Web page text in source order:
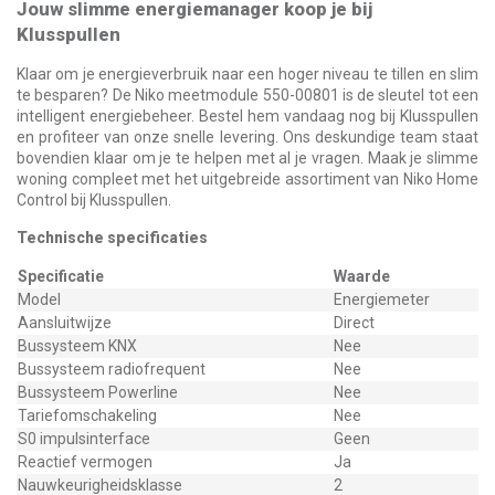
Jouw slimme energiemanager koop je bij
Klusspullen
Klaar om je energieverbruik naar een hoger niveau te tillen en slim
te besparen? De Niko meetmodule 550-00801 is de sleutel tot een
intelligent energiebeheer. Bestel hem vandaag nog bij Klusspullen
en profiteer van onze snelle levering. Ons deskundige team staat
bovendien klaar om je te helpen met al je vragen. Maak je slimme
woning compleet met het uitgebreide assortiment van Niko Home
Control bij Klusspullen.
Technische specificaties
Specificatie
Waarde
Model
Energiemeter
Aansluitwijze
Direct
Bussysteem KNX
Nee
Bussysteem radiofrequent
Nee
Bussysteem Powerline
Nee
Tariefomschakeling
Nee
S0 impulsinterface
Geen
Reactief vermogen
Ja
Nauwkeurigheidsklasse
2